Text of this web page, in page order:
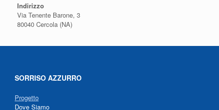
Indirizzo
Via Tenente Barone, 3
80040 Cercola (NA)
SORRISO AZZURRO
Progetto
Dove Siamo